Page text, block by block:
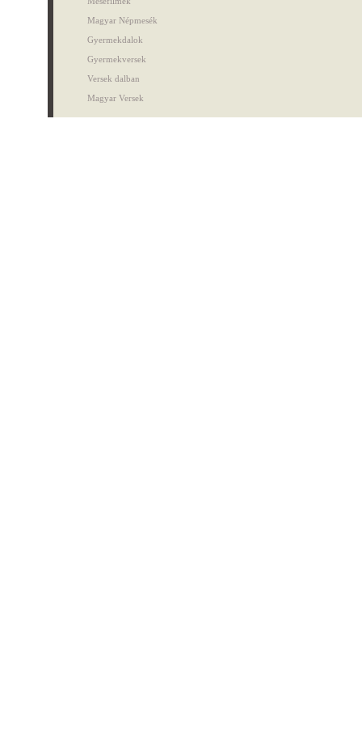
Magyar Népmesék
Gyermekdalok
Gyermekversek
Versek dalban
Magyar Versek